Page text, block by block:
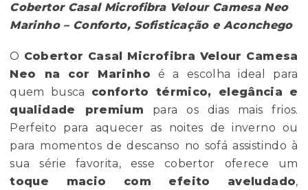
Cobertor Casal Microfibra Velour Camesa Neo
Marinho – Conforto, Sofisticação e Aconchego
O Cobertor Casal Microfibra Velour Camesa
Neo na cor Marinho é a escolha ideal para
quem busca conforto térmico, elegância e
qualidade premium para os dias mais frios.
Perfeito para aquecer as noites de inverno ou
para momentos de descanso no sofá assistindo à
sua série favorita, esse cobertor oferece um
toque macio com efeito aveludado,